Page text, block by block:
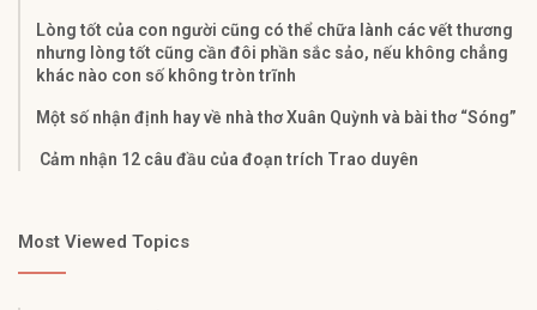
Lòng tốt của con người cũng có thể chữa lành các vết thương
nhưng lòng tốt cũng cần đôi phần sắc sảo, nếu không chẳng
khác nào con số không tròn trĩnh
Một số nhận định hay về nhà thơ Xuân Quỳnh và bài thơ “Sóng”
Cảm nhận 12 câu đầu của đoạn trích Trao duyên
Most Viewed Topics